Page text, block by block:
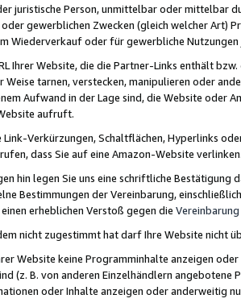
juristische Person, unmittelbar oder mittelbar
gewerblichen Zwecken (gleich welcher Art)
Wiederverkauf oder für gewerbliche
Ihrer Website, die die Partner-Links enthält
Weise tarnen, verstecken, manipulieren oder
Aufwand in der Lage sind, die Website oder
aufruft.
Link-Verkürzungen, Schaltflächen, Hyperlinks
dass Sie auf eine Amazon-Website
hin legen Sie uns eine schriftliche
Bestimmungen der Vereinbarung,
erheblichen Verstoß gegen die Vereinbarung
nicht zugestimmt hat darf Ihre Website nicht
Website keine Programminhalte anzeigen
(z. B. von anderen Einzelhändlern
oder Inhalte anzeigen oder anderweitig